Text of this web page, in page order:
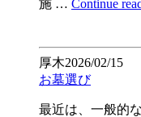
施 … Continue
厚木2026/02/15
お墓選び
最近は、一般的